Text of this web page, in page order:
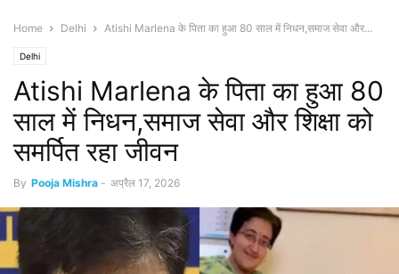
Home Delhi Atishi Marlena के पिता का हुआ 80 साल में निधन,समाज सेवा और...
Delhi
Atishi Marlena के पिता का हुआ 80
साल में निधन,समाज सेवा और शिक्षा को
समर्पित रहा जीवन
By Pooja Mishra - अप्रैल 17, 2026